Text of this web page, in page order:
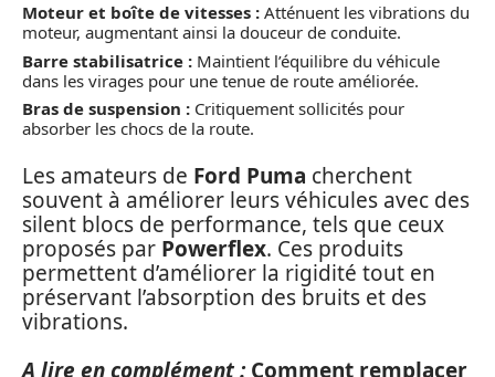
Moteur et boîte de vitesses : Atténuent les vibrations du
moteur, augmentant ainsi la douceur de conduite.
Barre stabilisatrice : Maintient l’équilibre du véhicule
dans les virages pour une tenue de route améliorée.
Bras de suspension : Critiquement sollicités pour
absorber les chocs de la route.
Les amateurs de Ford Puma cherchent
souvent à améliorer leurs véhicules avec des
silent blocs de performance, tels que ceux
proposés par Powerflex. Ces produits
permettent d’améliorer la rigidité tout en
préservant l’absorption des bruits et des
vibrations.
A lire en complément : Comment remplacer